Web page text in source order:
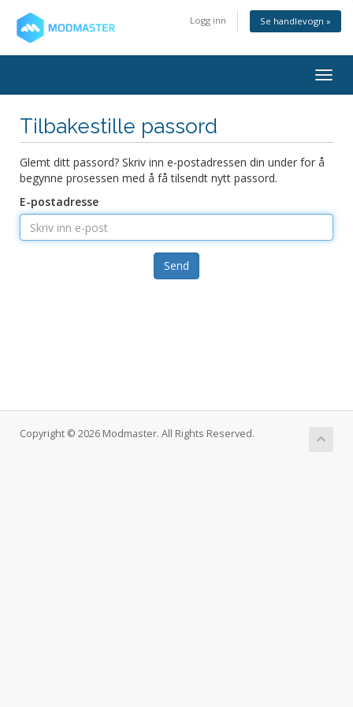
Logg inn Se handlevogn »
Tilbakestille passord
Glemt ditt passord? Skriv inn e-postadressen din under for å
begynne prosessen med å få tilsendt nytt passord.
E-postadresse
Send
Copyright © 2026 Modmaster. All Rights Reserved.